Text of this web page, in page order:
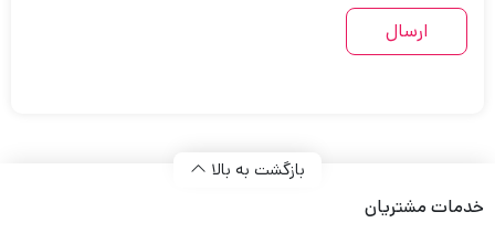
بازگشت به بالا
خدمات مشتریان